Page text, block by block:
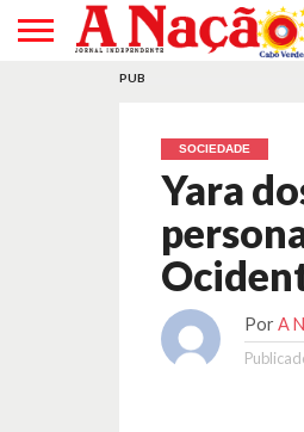
PUB
SOCIEDADE
Yara
Por A